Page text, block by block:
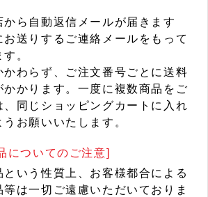
から自動返信メールが届きます
送りするご連絡メールをもって
。
かわらず、ご注文番号ごとに送料
かかります。一度に複数商品をご
同じショッピングカートに入れ
お願いいたします。
についてのご注意]
という性質上、お客様都合による
は一切ご遠慮いただいておりま